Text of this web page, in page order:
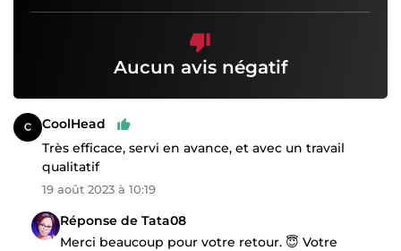
Aucun avis négatif
CoolHead
Très efficace, servi en avance, et avec un travail
qualitatif
19 août 2023 à 10:19
Réponse de Tata08
Merci beaucoup pour votre retour. 😇 Votre